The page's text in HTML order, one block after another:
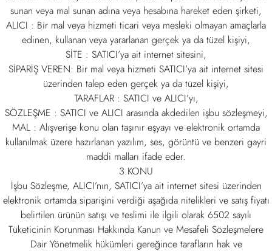
sunan veya mal sunan adına veya hesabına hareket eden şirketi,
ALICI : Bir mal veya hizmeti ticari veya mesleki olmayan amaçlarla
edinen, kullanan veya yararlanan gerçek ya da tüzel kişiyi,
SİTE : SATICI’ya ait internet sitesini,
SİPARİŞ VEREN: Bir mal veya hizmeti SATICI’ya ait internet sitesi
üzerinden talep eden gerçek ya da tüzel kişiyi,
TARAFLAR : SATICI ve ALICI’yı,
SÖZLEŞME : SATICI ve ALICI arasında akdedilen işbu sözleşmeyi,
MAL : Alışverişe konu olan taşınır eşyayı ve elektronik ortamda
kullanılmak üzere hazırlanan yazılım, ses, görüntü ve benzeri gayri
maddi malları ifade eder.
3.KONU
İşbu Sözleşme, ALICI’nın, SATICI’ya ait internet sitesi üzerinden
elektronik ortamda siparişini verdiği aşağıda nitelikleri ve satış fiyatı
belirtilen ürünün satışı ve teslimi ile ilgili olarak 6502 sayılı
Tüketicinin Korunması Hakkında Kanun ve Mesafeli Sözleşmelere
Dair Yönetmelik hükümleri gereğince tarafların hak ve